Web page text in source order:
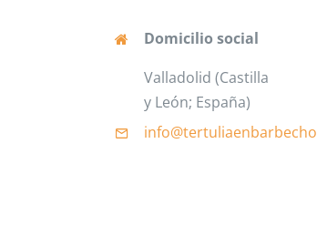
Domicilio social
Valladolid (Castilla
y León; España)
info@tertuliaenbarbecho